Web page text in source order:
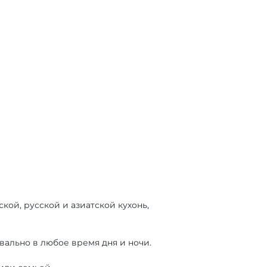
русской и азиатской кухонь,
в любое время дня и ночи.